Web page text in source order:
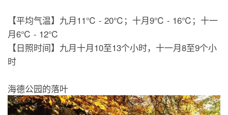
【平均气温】九月11℃ - 20℃；十月9℃ - 16℃；十一
月6℃ - 12℃
【日照时间】九月十月10至13个小时，十一月8至9个小
时
海德公园的落叶